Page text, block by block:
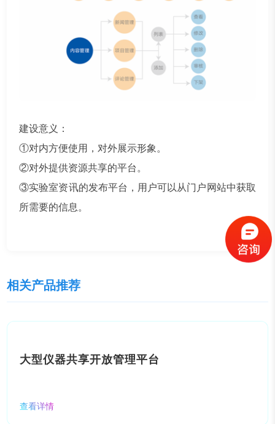
建设意义：
①对内方便使用，对外展示形象。
②对外提供资源共享的平台。
③实验室资讯的发布平台，用户可以从门户网站中获取
所需要的信息。
相关产品推荐
大型仪器共享开放管理平台
查看详情